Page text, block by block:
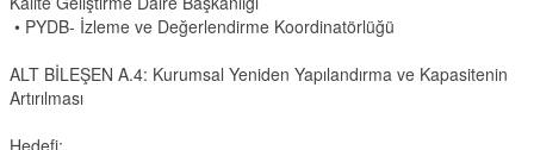
• PYDB- İzleme ve Değerlendirme Koordinatörlüğü
ALT BİLEŞEN A.4: Kurumsal Yeniden Yapılandırma ve Kapasitenin
Artırılması
Hedefi: